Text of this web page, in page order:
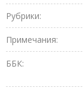
Рубрики:
Примечания:
ББК: